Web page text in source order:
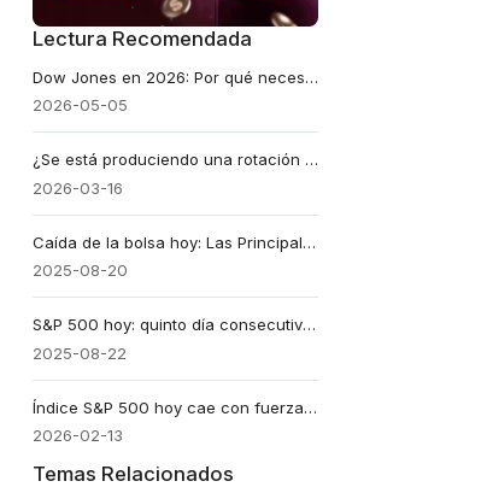
Lectura Recomendada
Dow Jones en 2026: Por qué necesita una revisión más exhaustiva
2026-05-05
¿Se está produciendo una rotación de mercado? Los sectores que lideran en 2026
2026-03-16
Caída de la bolsa hoy: Las Principales Causas que Debes Conocer
2025-08-20
S&P 500 hoy: quinto día consecutivo de caídas en Wall Street
2025-08-22
Índice S&P 500 hoy cae con fuerza por temores sobre la inteligencia artificial
2026-02-13
Temas Relacionados